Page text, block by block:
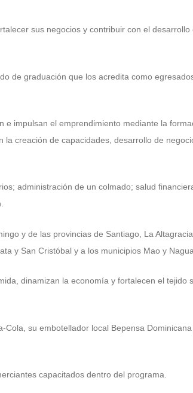
sus negocios y contribuir con el desarrollo
de graduación que los acredita como
e impulsan el emprendimiento mediante la
creación de capacidades, desarrollo de
administración de un colmado; salud
y de las provincias de Santiago, La
y San Cristóbal y a los municipios Mao y Nagua.
dinamizan la economía y fortalecen el tejido
su embotellador local Bepensa
capacitados dentro del programa.